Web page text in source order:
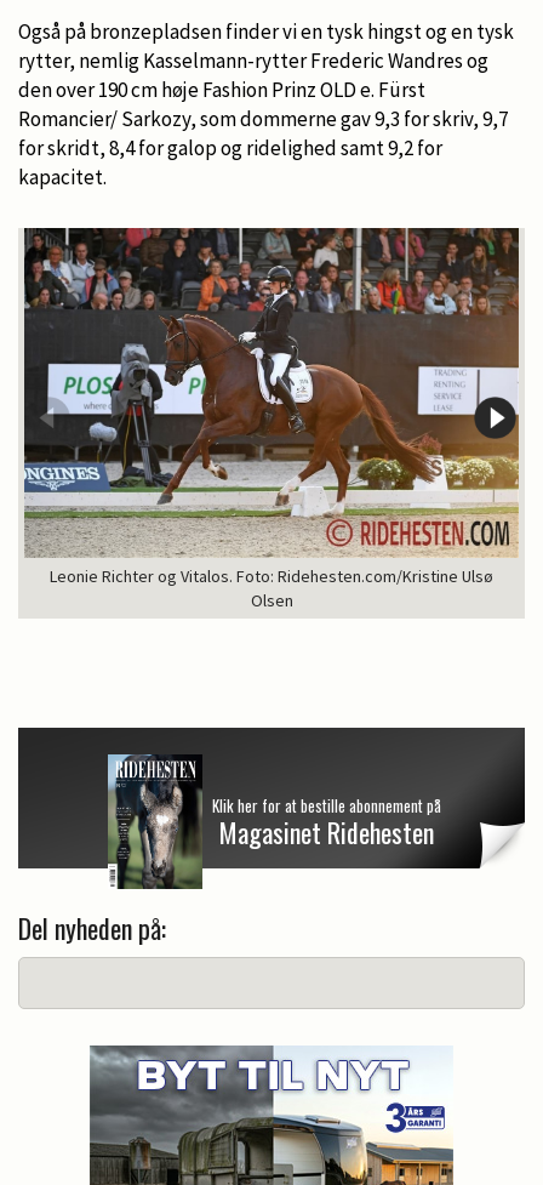
Også på bronzepladsen finder vi en tysk hingst og en tysk
rytter, nemlig Kasselmann-rytter Frederic Wandres og
den over 190 cm høje Fashion Prinz OLD e. Fürst
Romancier/ Sarkozy, som dommerne gav 9,3 for skriv, 9,7
for skridt, 8,4 for galop og ridelighed samt 9,2 for
kapacitet.
Leonie Richter og Vitalos. Foto: Ridehesten.com/Kristine Ulsø
Olsen
Klik her for at bestille abonnement på
Magasinet Ridehesten
Del nyheden på: